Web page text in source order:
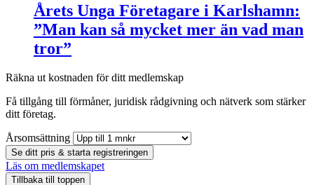
Årets Unga Företagare i Karlshamn:
”Man kan så mycket mer än vad man
tror”
Räkna ut kostnaden för ditt medlemskap
Få tillgång till förmåner, juridisk rådgivning och nätverk som stärker
ditt företag.
Årsomsättning
Se ditt pris & starta registreringen
Läs om medlemskapet
Tillbaka till toppen